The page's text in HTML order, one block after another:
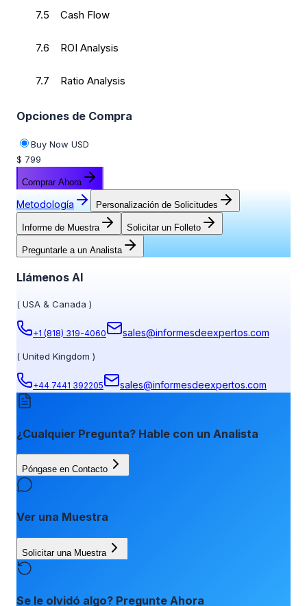
7.5 Cash Flow
7.6 ROI Analysis
7.7 Ratio Analysis
Opciones de Compra
Buy Now USD
$ 799
Comprar Ahora
Metodología Personalización de Solicitudes
Informe de Muestra Solicitar un Folleto
Preguntarle a un Analista
Llámenos Al
( USA & Canada )
+1 (818) 319-4060 sales@informesdeexpertos.com
( United Kingdom )
+44 7441 392205 sales@informesdeexpertos.com
¿Cualquier Pregunta? Hable con un Analista
Póngase en Contacto
Ver una Muestra
Solicitar una Muestra
Se le olvidó algo? Pregunte Ahora